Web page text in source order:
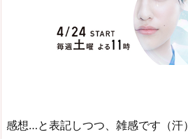
感想…と表記しつつ、雑感です（汗）